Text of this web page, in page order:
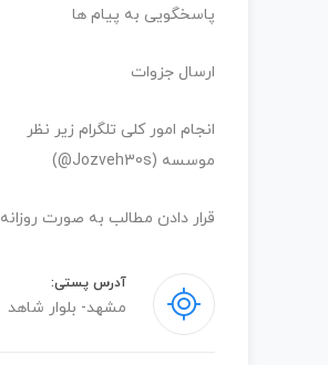
پاسخگویی به پیام ها
ارسال جزوات
انجام امور کلی تلگرام زیر نظر
موسسه (Jozveh30s@)
قرار دادن مطالب به صورت روزانه
آدرس پستی:
مشهد- بلوار شاهد